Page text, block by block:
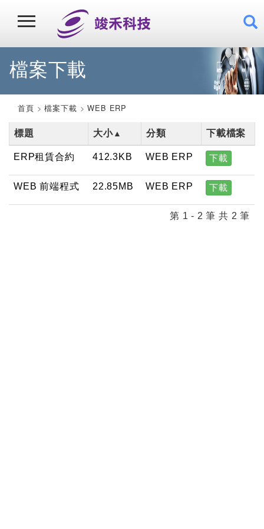
檔案下載
首頁 檔案下載 WEB ERP
標題 大小▲ 分類 下載檔案
ERP租賃合約 412.3KB WEB ERP 下載
WEB 前端程式 22.85MB WEB ERP 下載
第 1 - 2 筆 共 2 筆